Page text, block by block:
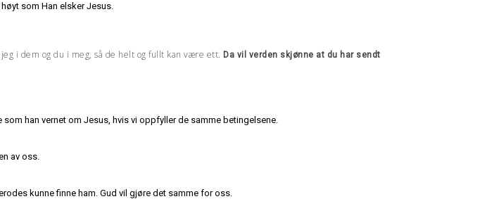
som Han elsker Jesus.
i dem og du i meg, så de helt og fullt kan være ett. Da vil verden skjønne at du har sendt
han vernet om Jesus, hvis vi oppfyller de samme betingelsene.
av oss.
kunne finne ham. Gud vil gjøre det samme for oss.